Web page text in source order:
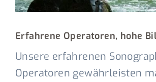
Erfahrene Operatoren, hohe
Unsere erfahrenen
Operatoren gewährleisten